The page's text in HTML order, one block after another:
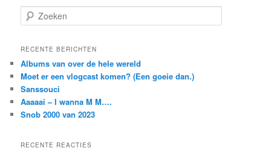
o
k
n
RECENTE BERICHTEN
Albums van over de hele wereld
Moet er een vlogcast komen? (Een goeie dan.)
Sanssouci
Aaaaai – I wanna M M….
Snob 2000 van 2023
RECENTE REACTIES